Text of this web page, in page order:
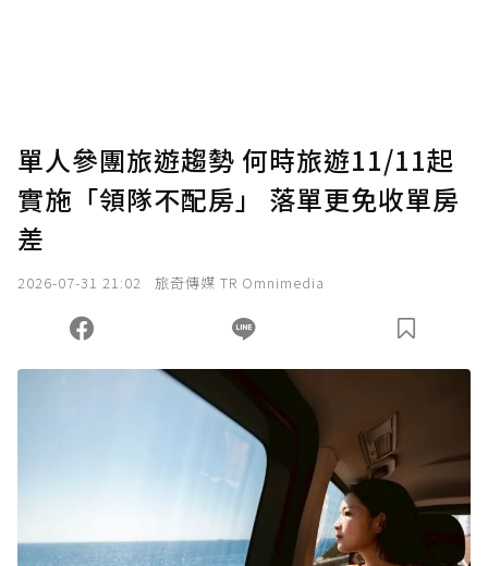
確認送出
您當前剩餘 U 利點數：0點；前往 購買點數
單人參團旅遊趨勢 何時旅遊11/11起
實施「領隊不配房」 落單更免收單房
差
2026-07-31 21:02 旅奇傳媒 TR Omnimedia